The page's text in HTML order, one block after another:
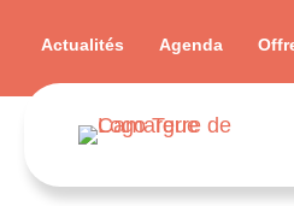
Actualités Agenda